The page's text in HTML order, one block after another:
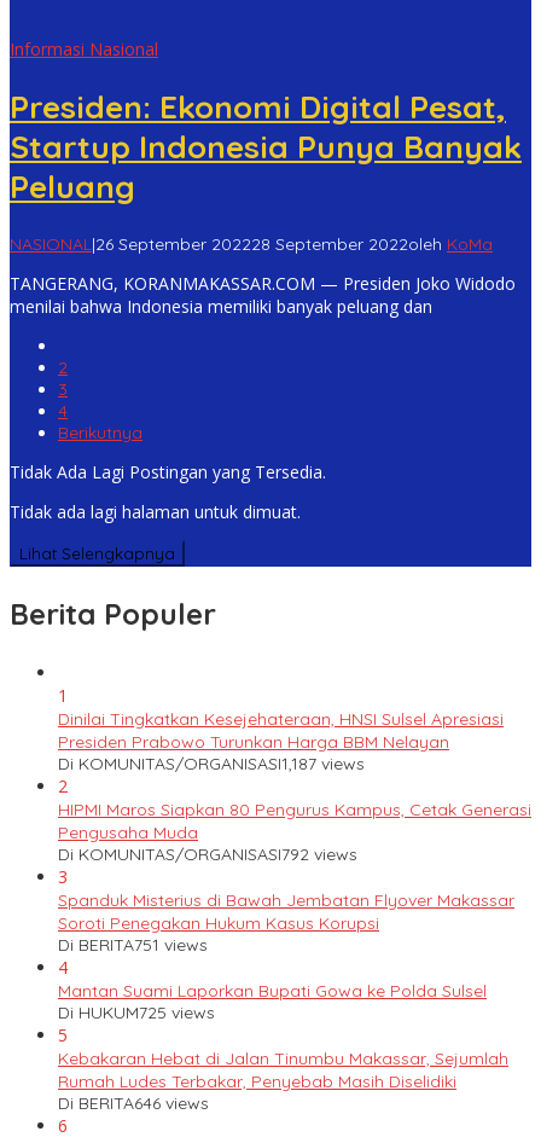
Informasi Nasional
Presiden: Ekonomi Digital Pesat,
Startup Indonesia Punya Banyak
Peluang
NASIONAL |26 September 202228 September 2022oleh KoMa
TANGERANG, KORANMAKASSAR.COM — Presiden Joko Widodo
menilai bahwa Indonesia memiliki banyak peluang dan
2
3
4
Berikutnya
Tidak Ada Lagi Postingan yang Tersedia.
Tidak ada lagi halaman untuk dimuat.
Lihat Selengkapnya
Berita Populer
1
Dinilai Tingkatkan Kesejehateraan, HNSI Sulsel Apresiasi
Presiden Prabowo Turunkan Harga BBM Nelayan
Di KOMUNITAS/ORGANISASI1,187 views
2
HIPMI Maros Siapkan 80 Pengurus Kampus, Cetak Generasi
Pengusaha Muda
Di KOMUNITAS/ORGANISASI792 views
3
Spanduk Misterius di Bawah Jembatan Flyover Makassar
Soroti Penegakan Hukum Kasus Korupsi
Di BERITA751 views
4
Mantan Suami Laporkan Bupati Gowa ke Polda Sulsel
Di HUKUM725 views
5
Kebakaran Hebat di Jalan Tinumbu Makassar, Sejumlah
Rumah Ludes Terbakar, Penyebab Masih Diselidiki
Di BERITA646 views
6